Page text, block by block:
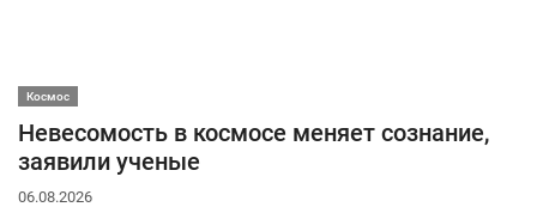
Космос
Невесомость в космосе меняет сознание,
заявили ученые
06.08.2026